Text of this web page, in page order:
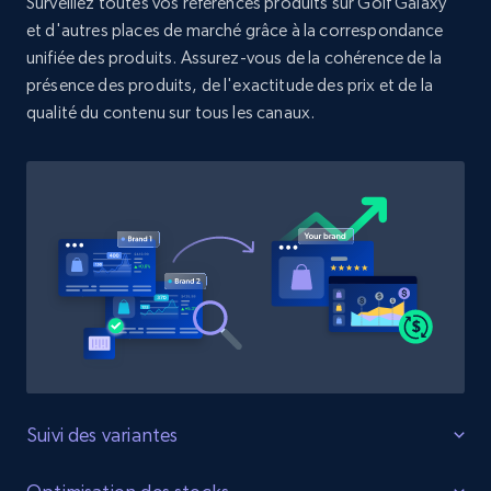
Zara - Products
Category id, Product id, Product name, Price,
Currency, Colour code, Colour, Description, and
Commencer
Zara - Products - discovery by category url
Category id, Product id, Product name, Price,
more.
et d'autres places de marché grâce à la correspondance
unifiée des produits. Assurez-vous de la cohérence de la
présence des produits, de l'exactitude des prix et de la
qualité du contenu sur tous les canaux.
Suivi des variantes